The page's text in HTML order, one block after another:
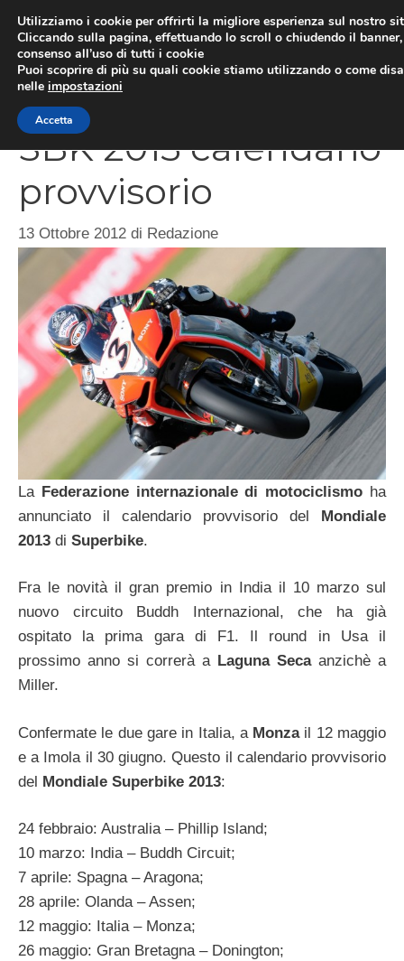
contenuto
SBK 2013 calendario
provvisorio
13 Ottobre 2012 di Redazione
La Federazione internazionale di motociclismo ha
annunciato il calendario provvisorio del Mondiale
2013 di Superbike.
Fra le novità il gran premio in India il 10 marzo sul
nuovo circuito Buddh Internazional, che ha già
ospitato la prima gara di F1. Il round in Usa il
prossimo anno si correrà aLaguna Secaanzichè a
Miller.
Confermate le due gare in Italia, a Monzail 12 maggio
e a Imola il 30 giugno. Questo il calendario provvisorio
del Mondiale Superbike 2013:
24 febbraio: Australia – Phillip Island;
10 marzo: India – Buddh Circuit;
7 aprile: Spagna – Aragona;
28 aprile: Olanda – Assen;
12 maggio: Italia – Monza;
26 maggio: Gran Bretagna – Donington;
Utilizziamo i cookie per offrirti la migliore esperienza sul nostro
Cliccando sulla pagina, effettuando lo scroll o chiudendo il
consenso all’uso di tutti i cookie
Puoi scoprire di più su quali cookie stiamo utilizzando o come
nelle impostazioni
Accetta